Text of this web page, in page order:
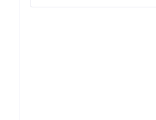
🔍实操小贴士：利用